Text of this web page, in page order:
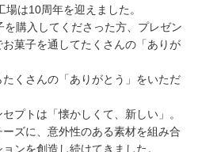
は10周年を迎えました。
購入してくださった方、プレゼン
お菓子を通してたくさんの「ありが
くさんの「ありがとう」をいただ
プトは「懐かしくて、新しい」。
ズに、意外性のある素材を組み合
ンを創造し続けてきました。